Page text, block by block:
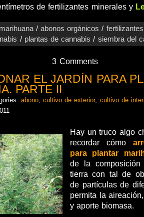
de fertilizantes minerales y
/abonos orgánicos /
/ plantas de cannabis / siembra del
3 Comments
EL JARDÍN PARA
PARTE II
abono,cultivo de exterior, cultivo de
Hay un truco algo
recordar cómo
para plantar
de la
tierra con tal de
de partículas de
permita la
y aporte biomasa.